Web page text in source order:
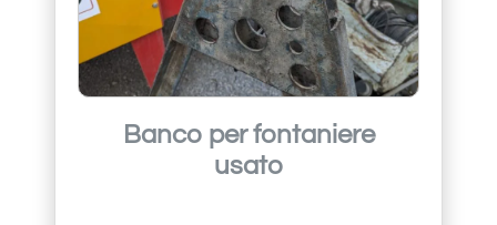
Banco per fontaniere
usato